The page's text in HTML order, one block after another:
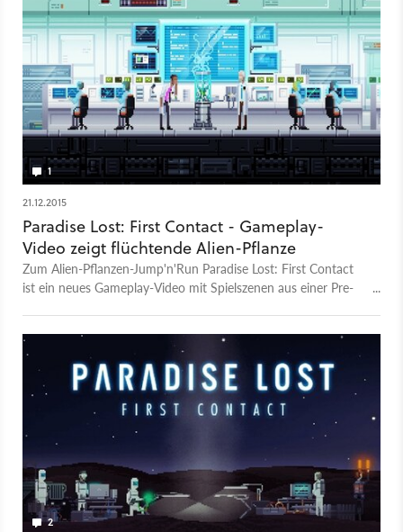
1
21.12.2015
Paradise Lost: First Contact - Gameplay-
Video zeigt flüchtende Alien-Pflanze
Zum Alien-Pflanzen-Jump'n'Run Paradise Lost: First Contact
ist ein neues Gameplay-Video mit Spielszenen aus einer Pre-
Situation.
2